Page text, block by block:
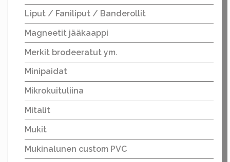
Liput / Faniliput / Banderollit
Magneetit jääkaappi
Merkit brodeeratut ym.
Minipaidat
Mikrokuituliina
Mitalit
Mukit
Mukinalunen custom PVC